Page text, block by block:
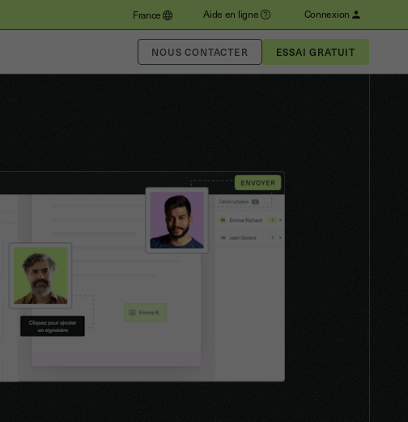
France Aide en ligne Connexion
NOUS CONTACTER